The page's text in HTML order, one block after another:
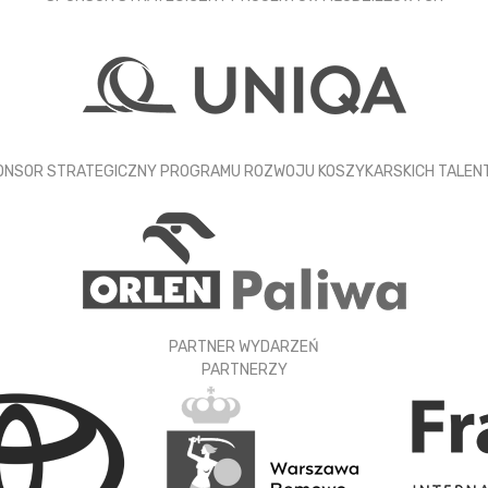
STRATEGICZNY PROGRAMU ROZWOJU KOSZYKARSKICH
PARTNER WYDARZEŃ
PARTNERZY